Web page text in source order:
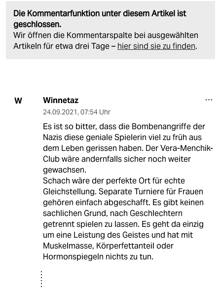
Die Kommentarfunktion unter diesem Artikel ist
geschlossen.
Wir öffnen die Kommentarspalte bei ausgewählten
Artikeln für etwa drei Tage – hier sind sie zu finden.
W Winnetaz
24.09.2021, 07:54 Uhr
Es ist so bitter, dass die Bombenangriffe der
Nazis diese geniale Spielerin viel zu früh aus
dem Leben gerissen haben. Der Vera-Menchik-
Club wäre andernfalls sicher noch weiter
gewachsen.
Schach wäre der perfekte Ort für echte
Gleichstellung. Separate Turniere für Frauen
gehören einfach abgeschafft. Es gibt keinen
sachlichen Grund, nach Geschlechtern
getrennt spielen zu lassen. Es geht da einzig
um eine Leistung des Geistes und hat mit
Muskelmasse, Körperfettanteil oder
Hormonspiegeln nichts zu tun.